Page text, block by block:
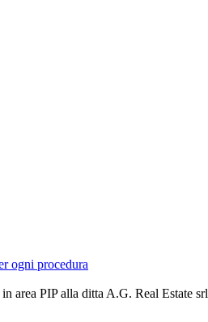
ogni procedura
area PIP alla ditta A.G. Real Estate srl